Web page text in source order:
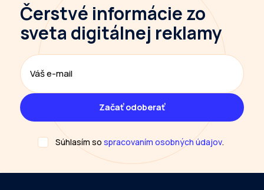
Čerstvé informáciezo
sveta digitálnej reklamy
Súhlasím sospracovaním osobných údajov.